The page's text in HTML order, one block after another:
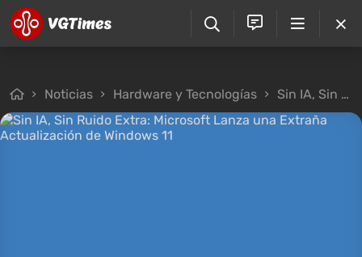
Noticias Hardware y Tecnologías Sin IA, Sin Ruido Extra: Microsoft Lanza una Extraña Actualización de Windows 11